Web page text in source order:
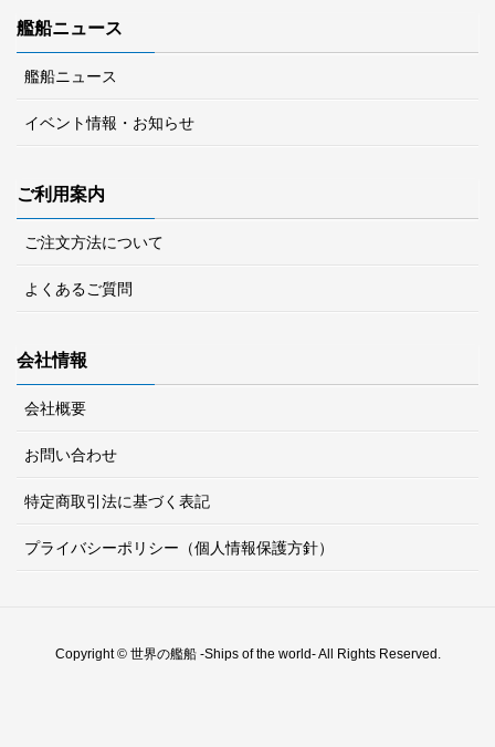
艦船ニュース
艦船ニュース
イベント情報・お知らせ
ご利用案内
ご注文方法について
よくあるご質問
会社情報
会社概要
お問い合わせ
特定商取引法に基づく表記
プライバシーポリシー（個人情報保護方針）
Copyright © 世界の艦船 -Ships of the world- All Rights Reserved.